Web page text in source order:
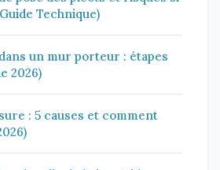
Technique)
un mur porteur : étapes
2026)
: 5 causes et comment